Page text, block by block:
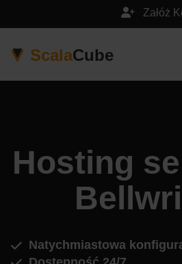
Załóż
ScalaCube
Hosting
Natychmiastowa